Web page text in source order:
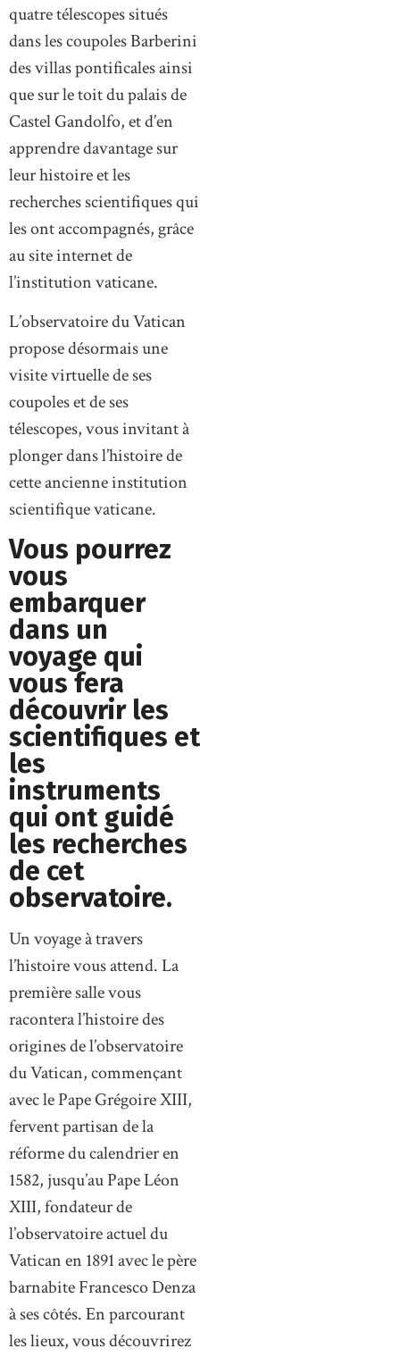
quatre télescopes situés
dans les coupoles Barberini
des villas pontificales ainsi
que sur le toit du palais de
Castel Gandolfo, et d’en
apprendre davantage sur
leur histoire et les
recherches scientifiques qui
les ont accompagnés, grâce
au site internet de
l’institution vaticane.
L’observatoire du Vatican
propose désormais une
visite virtuelle de ses
coupoles et de ses
télescopes, vous invitant à
plonger dans l’histoire de
cette ancienne institution
scientifique vaticane.
Vous pourrez
vous
embarquer
dans un
voyage qui
vous fera
découvrir les
scientifiques et
les
instruments
qui ont guidé
les recherches
de cet
observatoire.
Un voyage à travers
l’histoire vous attend. La
première salle vous
racontera l’histoire des
origines de l’observatoire
du Vatican, commençant
avec le Pape Grégoire XIII,
fervent partisan de la
réforme du calendrier en
1582, jusqu’au Pape Léon
XIII, fondateur de
l’observatoire actuel du
Vatican en 1891 avec le père
barnabite Francesco Denza
à ses côtés. En parcourant
les lieux, vous découvrirez